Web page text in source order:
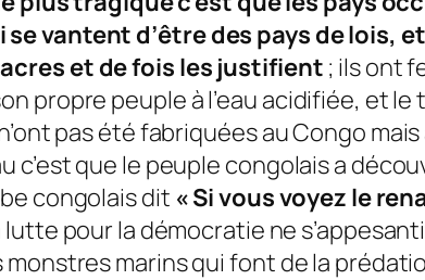
vantent d’être des pays de
et de fois les justifient ; ils ont
propre peuple à l’eau acidifiée, et
pas été fabriquées au Congo
que le peuple congolais a
congolais dit « Si vous voyez le
lutte pour la démocratie ne
marins qui font de la